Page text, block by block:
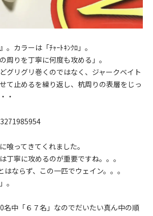
。カラーは「ﾁｬｰﾄｷﾝｸﾛ」。
周りを丁寧に何度も攻める」。
グリグリ巻くのではなく、ジャークベイト
て止めるを繰り返し、杭周りの表層をじっ
・
喰ってきてくれました。
丁寧に攻めるのが重要ですね。。。
ならず、この一匹でウェイン。。。
。
名中「６７名」なのでだいたい真ん中の順